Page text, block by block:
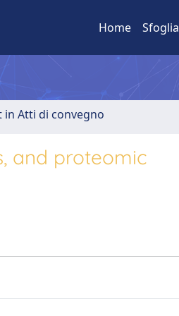
Home Sfoglia
in Atti di convegno
and proteomic